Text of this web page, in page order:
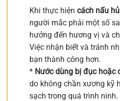
Khi thực hiện cách nấu
người mắc phải một số
hưởng đến hương vị và
Việc nhận biết và tránh
bạn thành công hơn.
* Nước dùng bị đục hoặc
do không chần xương kỹ
sạch trong quá trình